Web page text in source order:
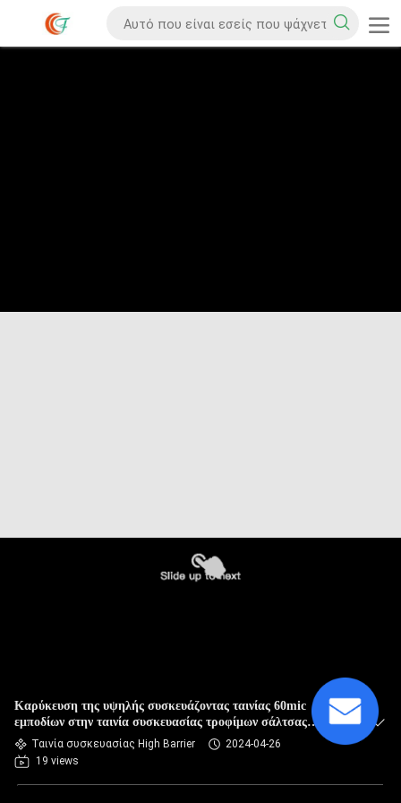
Καρύκευση της υψηλής συσκευάζοντας ταινίας 60mic
εμποδίων στην ταινία συσκευασίας τροφίμων σάλτσας
σακουλιών 80mic
Ταινία συσκευασίας High Barrier
2024-04-26
19 views